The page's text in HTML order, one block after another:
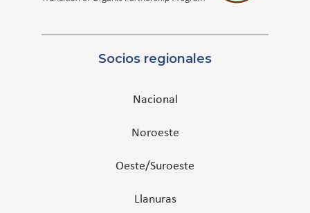
Socios regionales
Nacional
Noroeste
Oeste/Suroeste
Llanuras